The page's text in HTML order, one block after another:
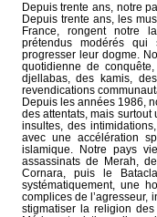
Depuis trente ans, notre
Depuis trente ans, les
France, rongent notre
prétendus modérés qui
progresser leur dogme.
quotidienne de
djellabas, des kamis,
revendications
Depuis les années 1986,
des attentats, mais
insultes, des
avec une accélération
islamique. Notre pays
assassinats de Merah,
Cornara, puis le
systématiquement, une
complices de l’agresseur,
stigmatiser la religion